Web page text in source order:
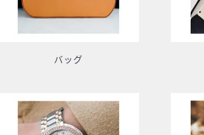
バッグ